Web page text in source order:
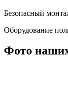
Безопасный
Оборудование
Фото